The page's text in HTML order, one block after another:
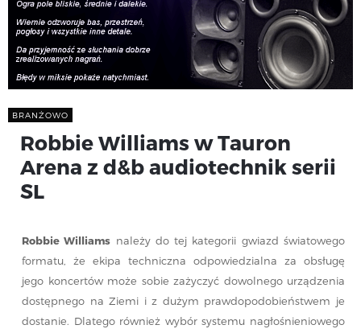
BRANŻOWO
Robbie Williams w Tauron
Arena z d&b audiotechnik serii
SL
Robbie Williams należy do tej kategorii gwiazd światowego
formatu, że ekipa techniczna odpowiedzialna za obsługę
jego koncertów może sobie zażyczyć dowolnego urządzenia
dostępnego na Ziemi i z dużym prawdopodobieństwem je
dostanie. Dlatego również wybór systemu nagłośnieniowego